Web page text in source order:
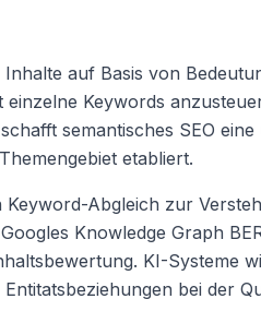
Inhalte auf Basis von
einzelne Keywords
semantisches SEO
etabliert.
Abgleich zur
Knowledge Graph
KI-Systeme
bei der